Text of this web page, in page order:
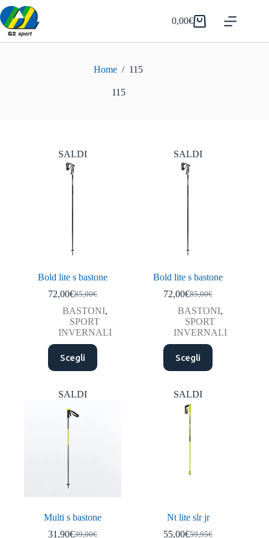
Salta
al
contenuto
Carrello
0,00€
Home / 115
115
SALDI
Bold lite s bastone
85,00€
Il
prezzo
originale
era:
85,00€.
72,00€Il
prezzo
attuale
è:
72,00€.
BASTONI,
SPORT
INVERNALI
Scegli
Questo
prodotto
ha
varianti.
opzioni
SALDI
Bold lite s bastone
85,00€
Il
prezzo
originale
era:
85,00€.
72,00€Il
prezzo
attuale
è:
72,00€.
BASTONI,
SPORT
INVERNALI
Scegli
Questo
prodotto
ha
varianti.
Le
opzioni
possono
essere
scelte
pagina
del
SALDI
Multi s bastone
39,00€
31,90€
SALDI
Nt lite slr jr
59,95€
55,00€